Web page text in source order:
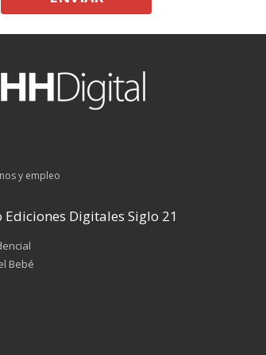
y empleo
Digitales Siglo 21
Bebé